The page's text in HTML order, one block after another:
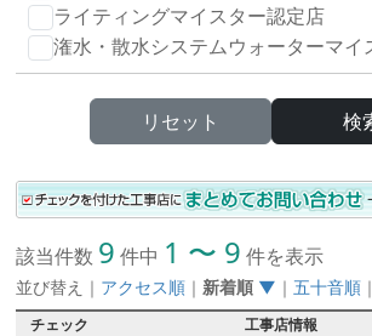
ライティングマイスター認定店
潅水・散水システムウォーターマイ
リセット
該当件数 9 件中 1 〜 9 件を表示
並び替え ｜ アクセス順 ｜ 新着順 ▼ ｜五十音順 ｜
チェック 工事店情報